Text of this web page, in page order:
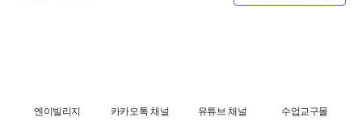
엔이빌리지 카카오톡 채널 유튜브 채널 수업교구몰